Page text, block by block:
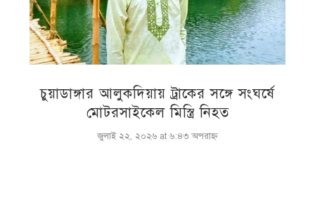
চুয়াডাঙ্গার আলুকদিয়ায় ট্রাকের সঙ্গে সংঘর্ষে
মোটরসাইকেল মিস্ত্রি নিহত
জুলাই ২২, ২০২৬ at ৬:৪৩ অপরাহ্ণ